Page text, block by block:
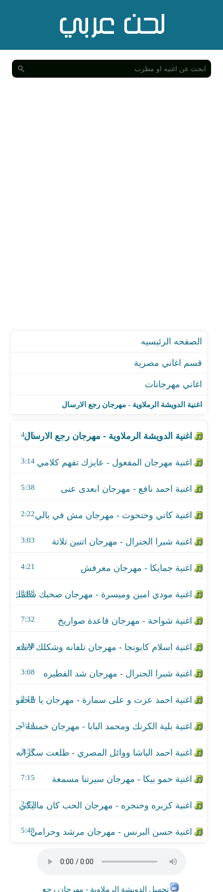
اغنية الدويشة الرملاوية - مهرجان رجع الارسال
اغنية الدويشة الرملاوية - مهرجان رجع الارسال
4:15
اغنية مهرجان المفعول - عايزك تفهم كلامي
3:14
اغنية احمد نافع - مهرجان ابعدى عنى
5:38
2:22
3:03
4:21
اغنية مودي امين وميسرة - مهرجان صحبك سلمك
8:48
اغنية شواحة - مهرجان قاعدة صواريخ
7:32
اغنية اسلام كابونجا - مهرجان تلفانه وشكلك لاسعه
4:18
3:08
3:14
3:14
اغنية احمد الباشا ووائل المصري - طلعت سكرانه
3:37
اغنية حمو بيكا - مهرجان سيرتنا مسمعة
7:15
اغنية كزبره وحنجره - مهرجان الحب كان ماليكي
2:53
5:48
تحميل الدويشة الرملاوية - مهرجان رجع